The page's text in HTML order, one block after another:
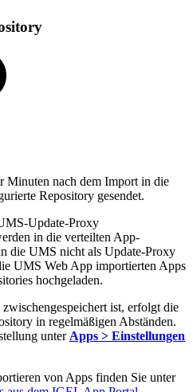
Minuten nach dem Import in die
Repository gesendet.
Update-Proxy
in die verteilten App-
die UMS nicht als Update-Proxy
UMS Web App importierten Apps
hochgeladen.
ist, erfolgt die
in regelmäßigen Abständen.
unter Apps > Einstellungen
von Apps finden Sie unter